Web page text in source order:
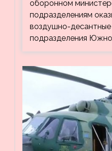
оборонном
подразделениям
воздушно-десантные
подразделения